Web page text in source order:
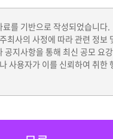
를 기반으로 작성되었습니다.
최사의 사정에 따라 관련 정보
공지사항을 통해 최신 공모 요
사용자가 이를 신뢰하여 취한